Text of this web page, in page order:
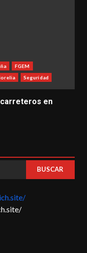
FGEM
Seguridad
carreteros en
BUSCAR